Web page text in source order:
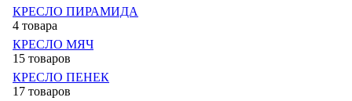
КРЕСЛО ПИРАМИДА
4 товара
КРЕСЛО МЯЧ
15 товаров
КРЕСЛО ПЕНЕК
17 товаров